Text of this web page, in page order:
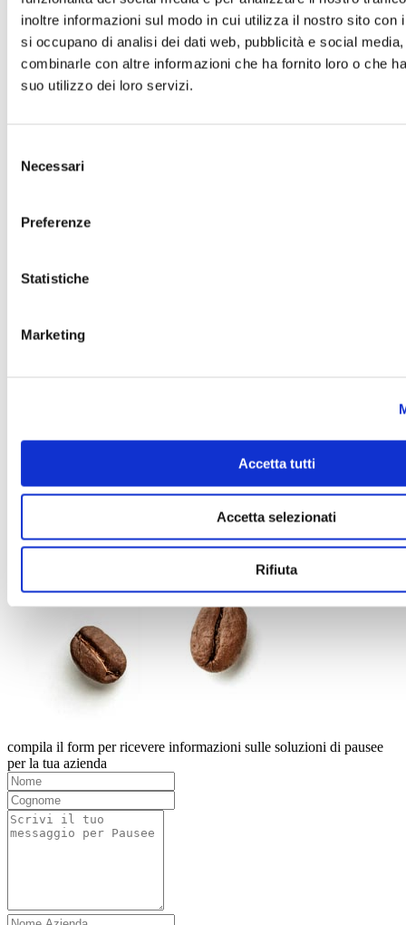
inoltre informazioni sul modo in cui utilizza il nostro sito con
si occupano di analisi dei dati web, pubblicità e social
combinarle con altre informazioni che ha fornito loro o che
suo utilizzo dei loro servizi.
delNecessari
Preferenze
Statistiche
Marketing
Accetta tutti
Accetta selezionati
Rifiuta
compila il form per ricevere informazioni sulle soluzioni di pausee
per la tua azienda